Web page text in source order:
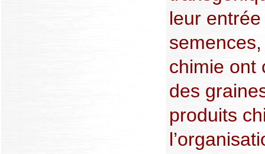
leur
chimie ont
des
produits